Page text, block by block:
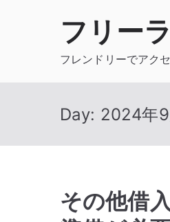
フリー
フレンドリーでアク
Day: 2024年9
その他借